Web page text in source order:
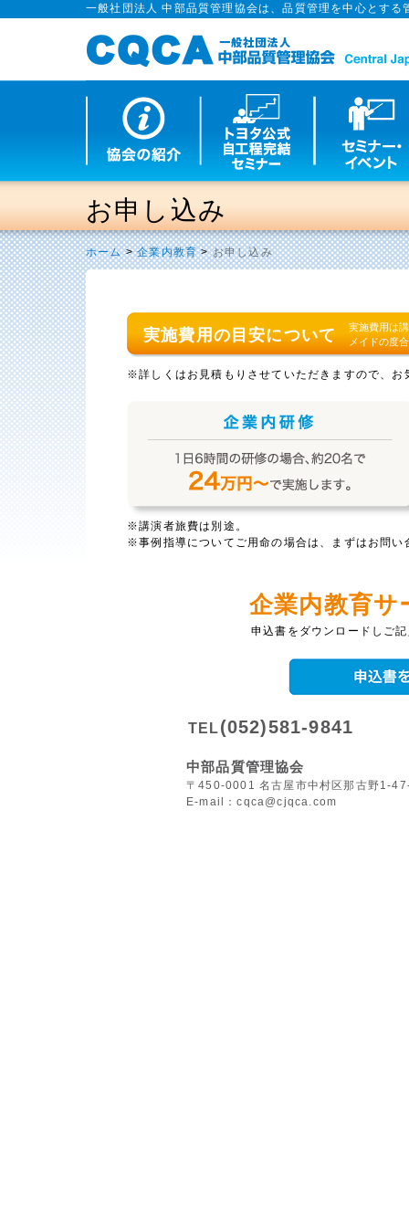
一般社団法人 中部品質管理協会は、品質管理を中心とす
お申し込み
ホーム>企業内教育>お申し込み
実施費用の目安について
実施費用は
メイドの度
※詳しくはお見積もりさせていただきますので、お
※講演者旅費は別途。
※事例指導についてご用命の場合は、まずはお問い
企業内教育
申込書をダウンロードしご
TEL(052)581-9841
中部品質管理協会
〒450-0001 名古屋市中村区那古野1-
E-mail：cqca@cjqca.com